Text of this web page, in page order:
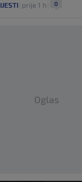
prije 1 h 0
Oglas